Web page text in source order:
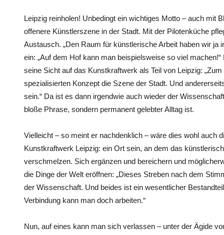
Leipzig reinholen! Unbedingt ein wichtiges Motto – auch mit
offenere Künstlerszene in der Stadt. Mit der Pilotenküche
Austausch. „Den Raum für künstlerische Arbeit haben wir ja
ein: „Auf dem Hof kann man beispielsweise so viel
seine Sicht auf das Kunstkraftwerk als Teil von Leipzig:
spezialisierten Konzept die Szene der Stadt. Und
sein.“ Da ist es dann irgendwie auch wieder der
bloße Phrase, sondern permanent gelebter Alltag ist.
Vielleicht – so meint er nachdenklich – wäre dies wohl auch
Kunstkraftwerk Leipzig: ein Ort sein, an dem das
verschmelzen. Sich ergänzen und bereichern und
die Dinge der Welt eröffnen: „Dieses Streben nach dem
der Wissenschaft. Und beides ist ein wesentlicher
Verbindung kann man doch arbeiten.“
Nun, auf eines kann man sich verlassen – unter der Ägide